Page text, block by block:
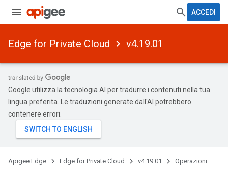
ACCEDI
Edge for Private Cloud v4.19.01
Google utilizza la tecnologia AI per tradurre i contenuti nella tua
lingua preferita. Le traduzioni generate dall'AI potrebbero
contenere errori.
Apigee Edge Edge for Private Cloud v4.19.01 Operazioni